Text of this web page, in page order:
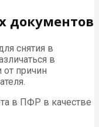
документов
снятия в
в
от причин
в ПФР в качестве